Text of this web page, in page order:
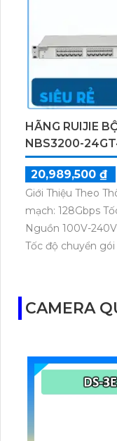
HÃNG RUIJIE
NBS3200-
20,989,500 ₫
Giới Thiệu Theo
mạch: 128Gbps
Nguồn 100V-
Tốc độ chuyển
mạng tiên tiến
128Gbps. Sản
AC, người dùng
nơi trên thế giới
CAMERA